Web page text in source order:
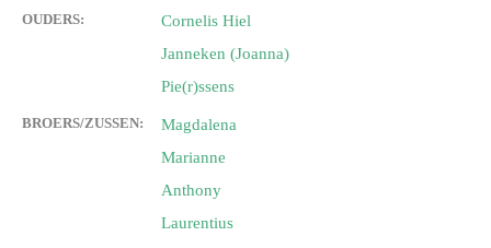
OUDERS:
Cornelis Hiel
Janneken (Joanna)
Pie(r)ssens
BROERS/ZUSSEN:
Magdalena
Marianne
Anthony
Laurentius